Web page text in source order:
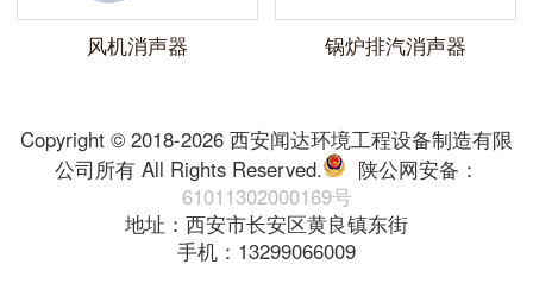
风机消声器 锅炉排汽消声器
Copyright © 2018-2026 西安闻达环境工程设备制造有限
公司所有 All Rights Reserved.
陕公网安备：
61011302000169号
地址：西安市长安区黄良镇东街
手机：13299066009